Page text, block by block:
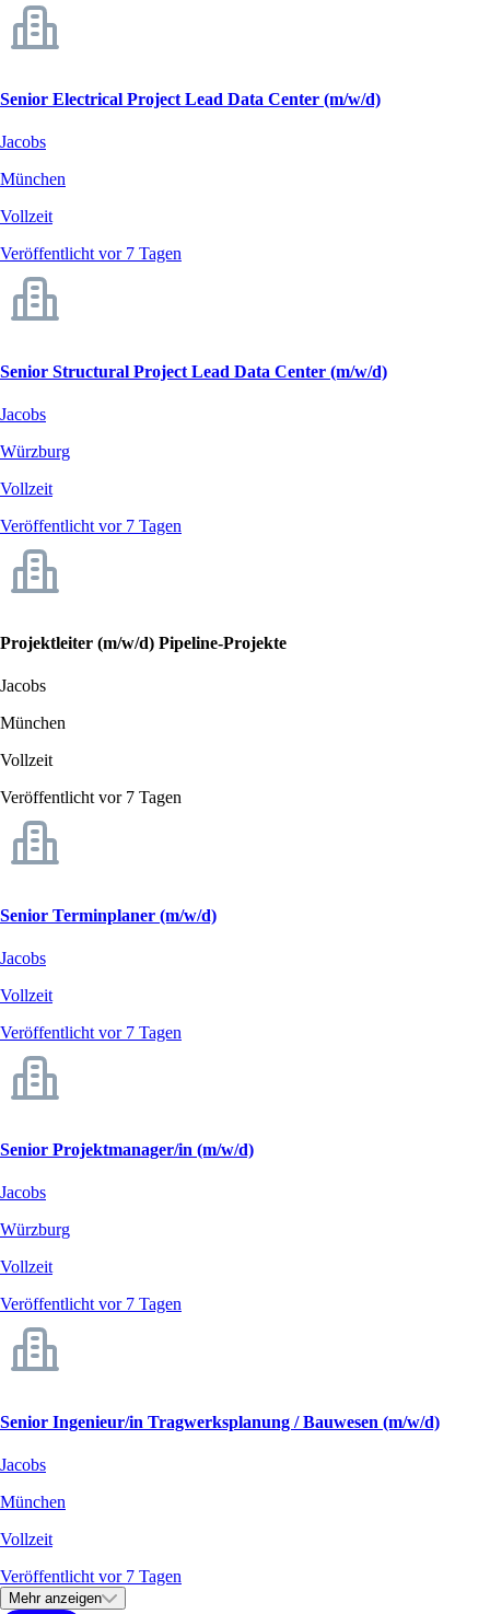
Senior Electrical Project Lead Data Center (m/w/d)
Jacobs
München
Vollzeit
Veröffentlicht vor 7 Tagen
Senior Structural Project Lead Data Center (m/w/d)
Jacobs
Würzburg
Vollzeit
Veröffentlicht vor 7 Tagen
Projektleiter (m/w/d) Pipeline-Projekte
Jacobs
München
Vollzeit
Veröffentlicht vor 7 Tagen
Senior Terminplaner (m/w/d)
Jacobs
Vollzeit
Veröffentlicht vor 7 Tagen
Senior Projektmanager/in (m/w/d)
Jacobs
Würzburg
Vollzeit
Veröffentlicht vor 7 Tagen
Senior Ingenieur/in Tragwerksplanung / Bauwesen (m/w/d)
Jacobs
München
Vollzeit
Veröffentlicht vor 7 Tagen
Mehr anzeigen